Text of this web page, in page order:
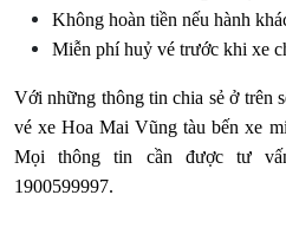
Không hoàn tiền nếu hành
Miễn phí huỷ vé trước khi xe
Với những thông tin chia sẻ ở trên
vé xe Hoa Mai Vũng tàu bến xe
Mọi thông tin cần được tư
1900599997.